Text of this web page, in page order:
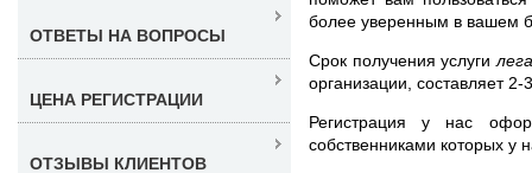
более уверенным в вашем
Срок получения услуги
организации, составляет
Регистрация у нас
собственниками которых у
ОТВЕТЫ НА ВОПРОСЫ
ЦЕНА РЕГИСТРАЦИИ
ОТЗЫВЫ КЛИЕНТОВ